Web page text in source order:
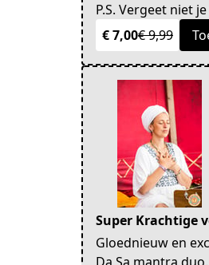
P.S. Vergeet niet
€ 7,00€ 9,99
Super Krachtige
Gloednieuw en